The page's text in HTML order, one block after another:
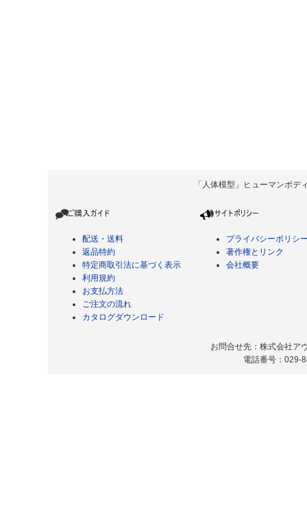
「人体模型」ヒューマンボ
配送・送料
返品特約
特定商取引法に基づく表示
利用規約
お支払方法
ご注文の流れ
カタログダウンロード
プライバシーポリシ
著作権とリンク
会社概要
お問合せ先：株式会社ア
電話番号：